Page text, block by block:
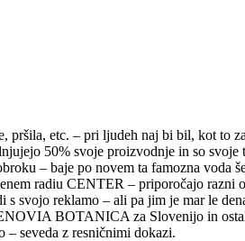
etc. – pri ljudeh naj bi bil, kot to
50% svoje proizvodnje in so svoje
– baje po novem ta famozna voda
radiu CENTER – priporočajo razni
svojo reklamo – ali pa jim je mar le
BOTANICA za Slovenijo in
seveda z resničnimi dokazi.